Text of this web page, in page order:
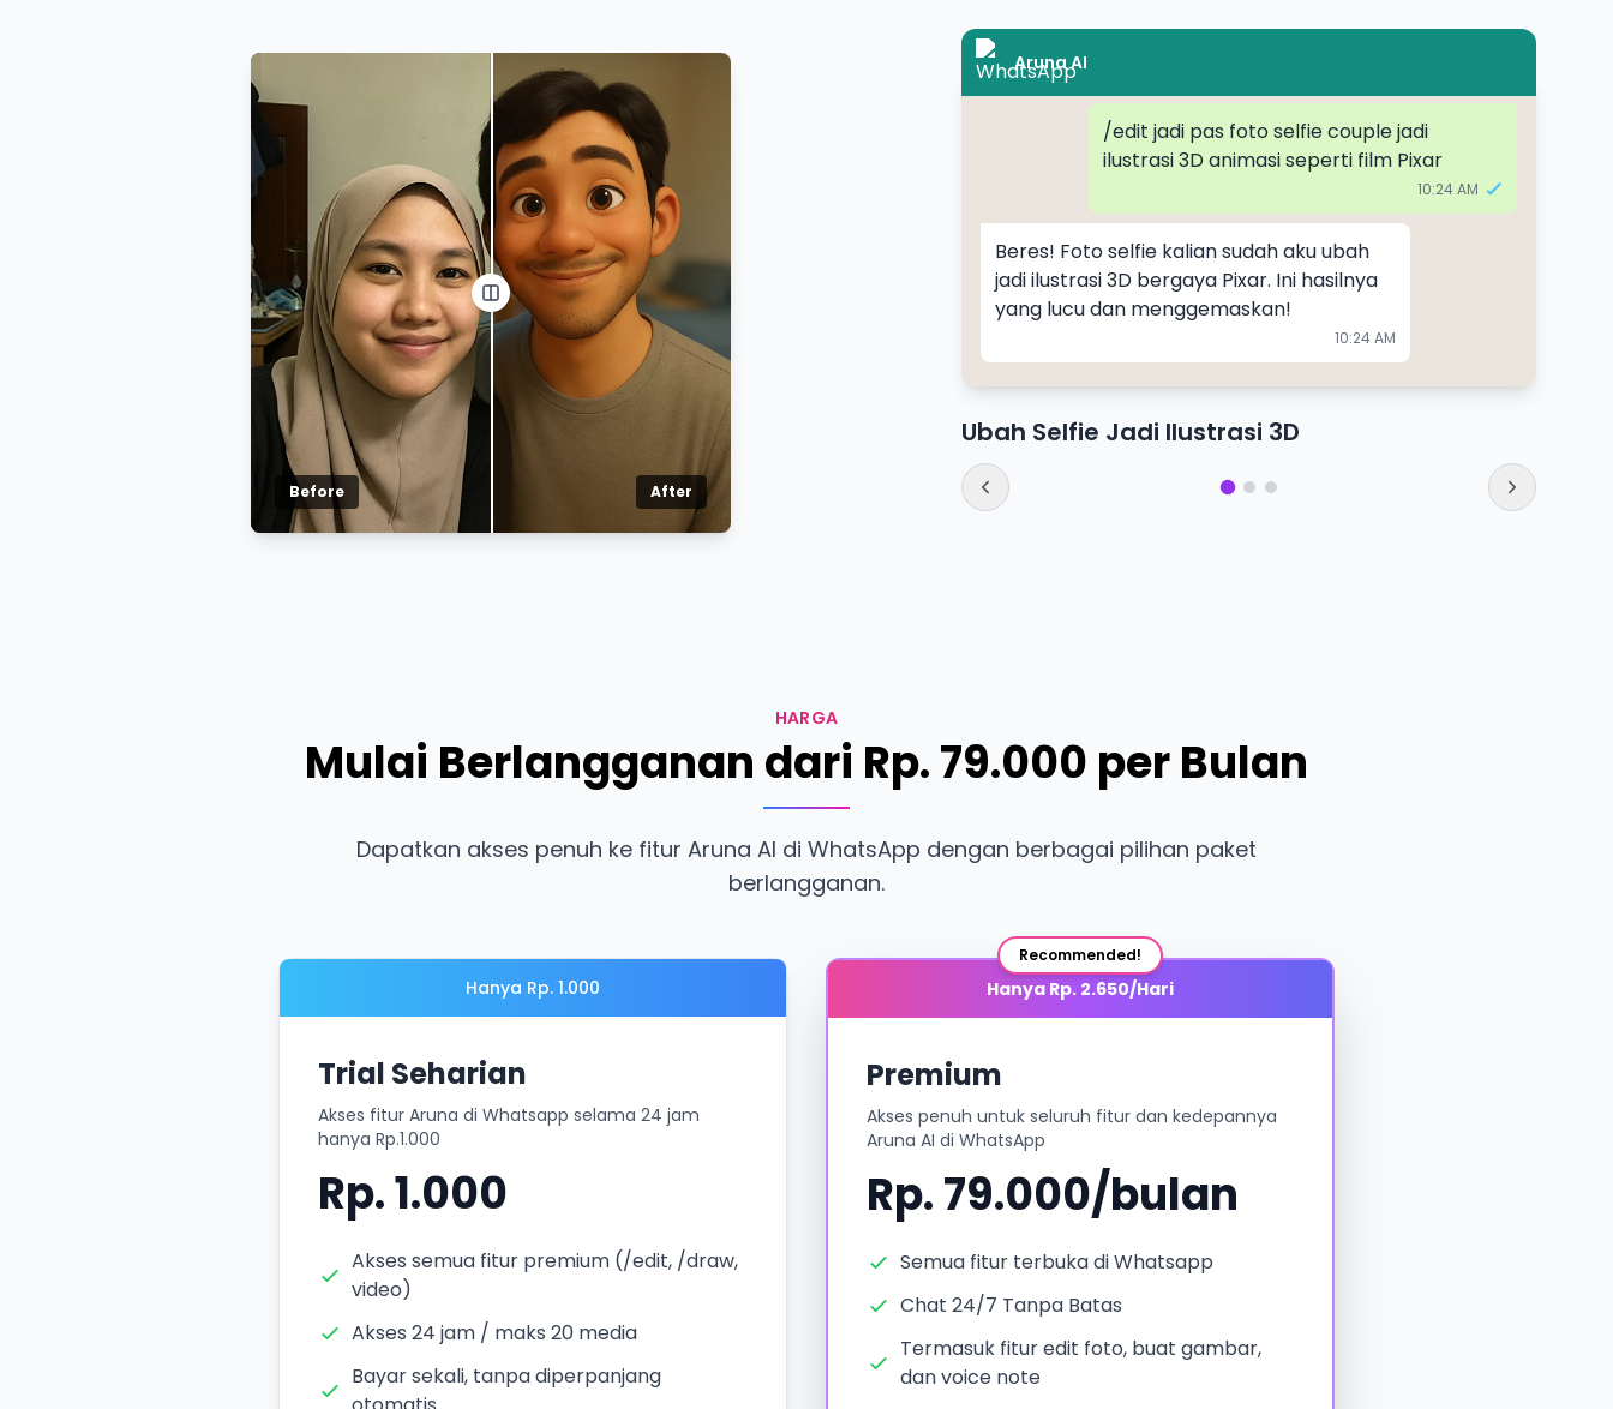
After
Before
Aruna AI
/edit jadi pas foto selfie couple jadi
ilustrasi 3D animasi seperti film Pixar
10:24 AM
Beres! Foto selfie kalian sudah aku ubah
jadi ilustrasi 3D bergaya Pixar. Ini hasilnya
yang lucu dan menggemaskan!
10:24 AM
Ubah Selfie Jadi Ilustrasi 3D
HARGA
Mulai Berlangganan dari Rp. 79.000 per Bulan
Dapatkan akses penuh ke fitur Aruna AI di WhatsApp dengan berbagai pilihan paket
berlangganan.
Hanya Rp. 1.000
Trial Seharian
Akses fitur Aruna di Whatsapp selama 24 jam
hanya Rp.1.000
Rp. 1.000
Akses semua fitur premium (/edit, /draw,
video)
Akses 24 jam / maks 20 media
Bayar sekali, tanpa diperpanjang
Recommended!
Hanya Rp. 2.650/Hari
Premium
Akses penuh untuk seluruh fitur dan kedepannya
Aruna AI di WhatsApp
Rp. 79.000/bulan
Semua fitur terbuka di Whatsapp
Chat 24/7 Tanpa Batas
Termasuk fitur edit foto, buat gambar,
dan voice note